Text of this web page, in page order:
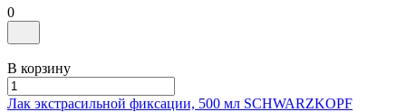
0
В корзину
Лак экстрасильной фиксации, 500 мл SCHWARZKOPF